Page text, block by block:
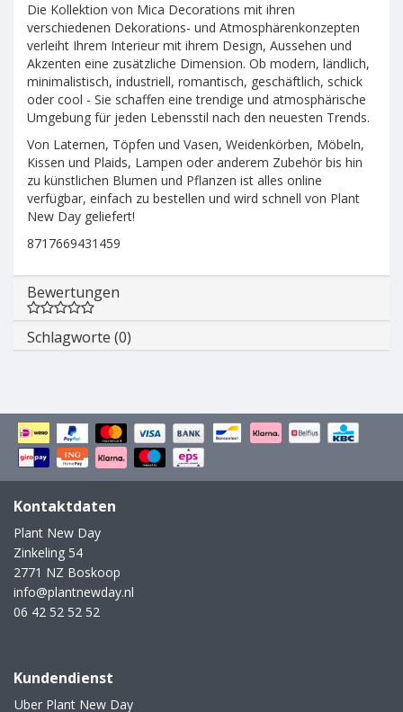
Die Kollektion von Mica Decorations mit ihren
verschiedenen Dekorations- und Atmosphärenkonzepten
verleiht Ihrem Interieur mit ihrem Design, Aussehen und
Akzenten eine zusätzliche Dimension. Ob modern, ländlich,
minimalistisch, industriell, romantisch, geschäftlich, schick
oder cool - Sie schaffen eine trendige und atmosphärische
Umgebung für jeden Lebensstil nach den neuesten Trends.
Von Laternen, Töpfen und Vasen, Weidenkörben, Möbeln,
Kissen und Plaids, Lampen oder anderem Zubehör bis hin
zu künstlichen Blumen und Pflanzen ist alles online
verfügbar, einfach zu bestellen und wird schnell von Plant
New Day geliefert!
8717669431459
Bewertungen
Schlagworte (0)
Kontaktdaten
Plant New Day
Zinkeling 54
2771 NZ Boskoop
info@plantnewday.nl
06 42 52 52 52
Kundendienst
Uber Plant New Day